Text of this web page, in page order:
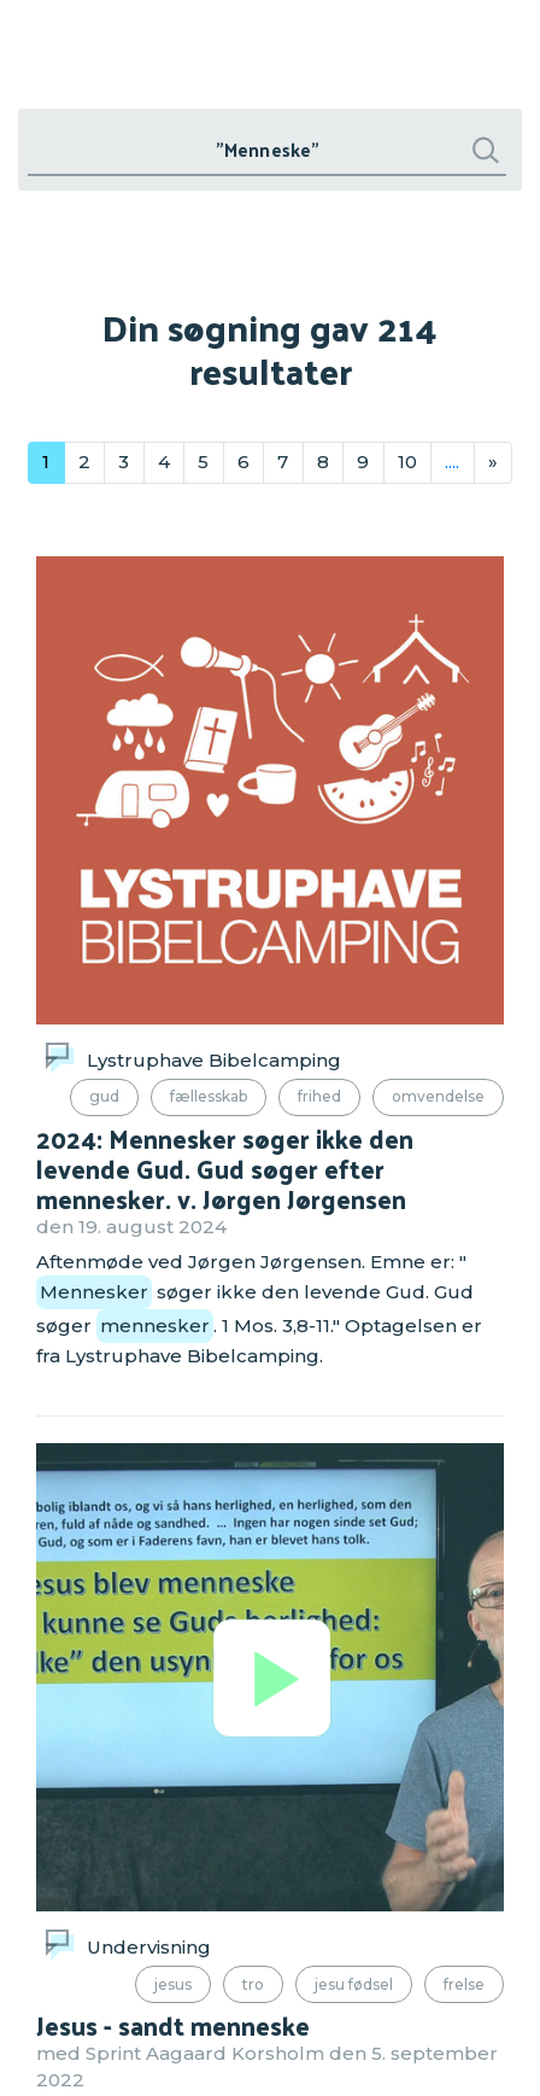
Søg
Din søgning gav 214
resultater
1 2 3 4 5 6 7 8 9 10 .... »
Lystruphave Bibelcamping
gud fællesskab frihed omvendelse
2024: Mennesker søger ikke den
levende Gud. Gud søger efter
mennesker. v. Jørgen Jørgensen
den 19. august 2024
Aftenmøde ved Jørgen Jørgensen. Emne er: "
Mennesker søger ikke den levende Gud. Gud
søger mennesker . 1 Mos. 3,8-11." Optagelsen er
fra Lystruphave Bibelcamping.
Undervisning
jesus tro jesu fødsel frelse
Jesus - sandt menneske
med Sprint Aagaard Korsholm den 5. september
2022